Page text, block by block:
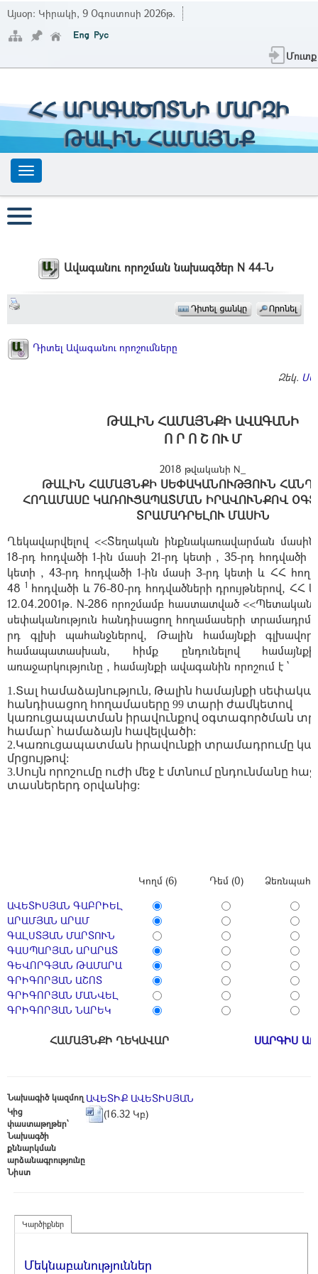
Այսօր: Կիրակի, 9 Օգոստոսի 2026թ.
Մուտք
ՀՀ ԱՐԱԳԱԾՈՏՆԻ ՄԱՐԶԻ
ԹԱԼԻՆ ՀԱՄԱՅՆՔ
Ավագանու որոշման նախագծեր N 44-Ն
Դիտել Ավագանու որոշումները
Զեկ.
ԹԱԼԻՆ ՀԱՄԱՅՆՔԻ ԱՎԱԳԱՆԻ
Ո Ր Ո Շ ՈՒ Մ
2018 թվականի N_
ԹԱԼԻՆ ՀԱՄԱՅՆՔԻ ՍԵՓԱԿԱՆՈՒԹՅՈՒՆ
ՀՈՂԱՄԱՍԸ ԿԱՌՈՒՑԱՊԱՏՄԱՆ ԻՐԱՎՈՒՆՔՈՎ
ՏՐԱՄԱԴՐԵԼՈՒ ՄԱՍԻՆ
Ղեկավարվելով <<Տեղական ինքնակառավարման
18-րդ հոդվածի 1-ին մասի 21-րդ կետի , 35-րդ հոդվածի
կետի , 43-րդ հոդվածի 1-ին մասի 3-րդ կետի և ՀՀ
48 1 հոդվածի և 76-80-րդ հոդվածների դրույթներով, ՀՀ
12.04.2001թ. N-286 որոշմամբ հաստատված <<Պետական
սեփականություն հանդիսացող հողամասերի
րդ գլխի պահանջներով, Թալին համայնքի
համապատասխան, հիմք ընդունելով
առաջարկությունը , համայնքի ավագանին որոշում է `
1.Տալ համաձայնություն, Թալին համայնքի
հանդիսացող հողամասերը 99 տարի ժամկետով
կառուցապատման իրավունքով օգտագործման
համար՝ համաձայն հավելվածի:
2.Կառուցապատման իրավունքի տրամադրումը
մրցույթով:
3.Սույն որոշումը ուժի մեջ է մտնում ընդունմանը
տասներերդ օրվանից:
Կողմ (6) Դեմ (0)
Ձեռնպահ
ԱՎԵՏԻՍՅԱՆ ԳԱԲՐԻԵԼ
ԱՐԱՄՅԱՆ ԱՐԱՄ
ԳԱԼՍՏՅԱՆ ՄԱՐՏՈՒՆ
ԳԱՍՊԱՐՅԱՆ ԱՐԱՐԱՏ
ԳԵՎՈՐԳՅԱՆ ԹԱՄԱՐԱ
ԳՐԻԳՈՐՅԱՆ ԱՇՈՏ
ԳՐԻԳՈՐՅԱՆ ՄԱՆՎԵԼ
ԳՐԻԳՈՐՅԱՆ ՆԱՐԵԿ
ՀԱՄԱՅՆՔԻ ՂԵԿԱՎԱՐ ՍԱՐԳԻՍ
Նախագիծ կազմող ԱՎԵՏԻՔ ԱՎԵՏԻՍՅԱՆ
Կից
փաստաթղթեր՝
(16.32 Կբ)
Նախագծի
քննարկման
արձանագրությունը
Նիստ
Կարծիքներ
Մեկնաբանություններ